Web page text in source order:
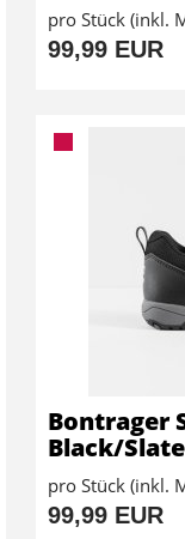
pro Stück (inkl.
99,99 EUR
Bontrager
Black/Slate
pro Stück (inkl.
99,99 EUR